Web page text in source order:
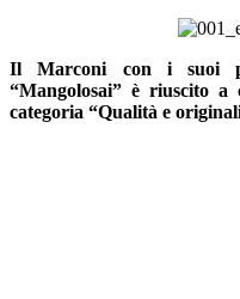
Il Marconi con i suoi
“Mangolosai” è riuscito a
categoria “Qualità e